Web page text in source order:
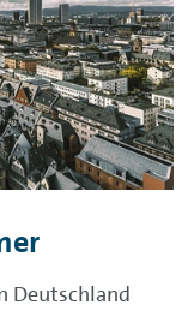
Deutschland